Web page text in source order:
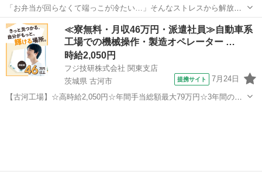
「お弁当が回らなくて端っこが冷たい…」そんなストレスから解放し
てくれる、広々フラット庫内のレンジです！ 18Lのゆったりサイズだ
から、コンビニの大きなお弁当もそのままスッポリ。 回転皿がないの
で、汚れてもサッとひと拭...
千葉 柏市 柏駅 キッチン家電 ハイアール
≪寮無料・月収46万円・派遣社員≫自動車系
工場での機械操作・製造オペレーター …
時給2,050円
フジ技研株式会社 関東支店
茨城県 古河市
提携サイト 7月24日
【古河工場】☆高時給2,050円☆年間手当総額最大79万円☆3年間の手